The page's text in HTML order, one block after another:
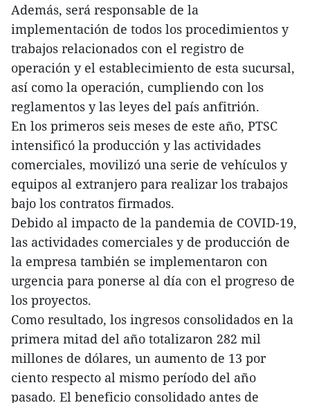
Además, será responsable de la
implementación de todos los procedimientos y
trabajos relacionados con el registro de
operación y el establecimiento de esta sucursal,
así como la operación, cumpliendo con los
reglamentos y las leyes del país anfitrión.
En los primeros seis meses de este año, PTSC
intensificó la producción y las actividades
comerciales, movilizó una serie de vehículos y
equipos al extranjero para realizar los trabajos
bajo los contratos firmados.
Debido al impacto de la pandemia de COVID-19,
las actividades comerciales y de producción de
la empresa también se implementaron con
urgencia para ponerse al día con el progreso de
los proyectos.
Como resultado, los ingresos consolidados en la
primera mitad del año totalizaron 282 mil
millones de dólares, un aumento de 13 por
ciento respecto al mismo período del año
pasado. El beneficio consolidado antes de